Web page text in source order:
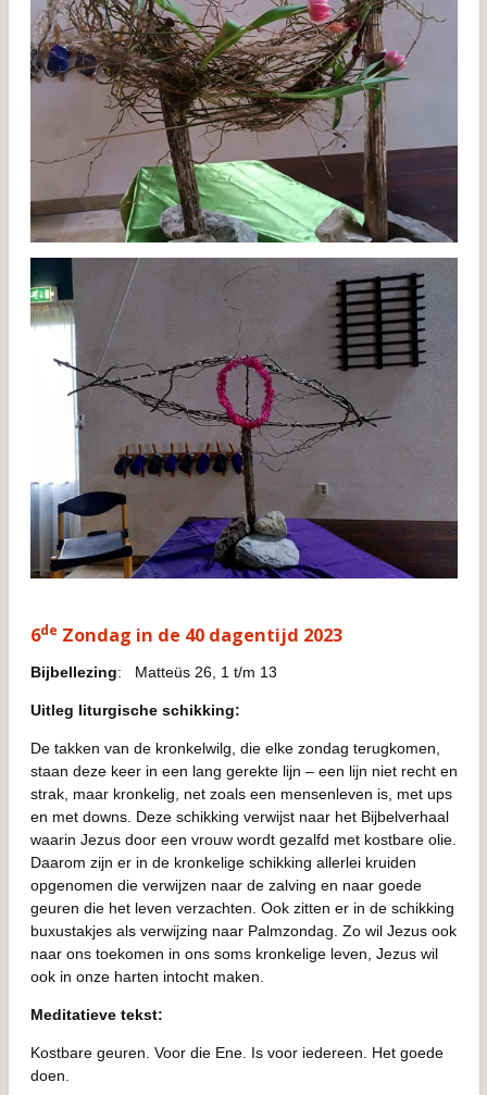
6de Zondag in de 40 dagentijd 2023
Bijbellezing: Matteüs 26, 1 t/m 13
Uitleg liturgische schikking:
De takken van de kronkelwilg, die elke zondag terugkomen,
staan deze keer in een lang gerekte lijn – een lijn niet recht en
strak, maar kronkelig, net zoals een mensenleven is, met ups
en met downs. Deze schikking verwijst naar het Bijbelverhaal
waarin Jezus door een vrouw wordt gezalfd met kostbare olie.
Daarom zijn er in de kronkelige schikking allerlei kruiden
opgenomen die verwijzen naar de zalving en naar goede
geuren die het leven verzachten. Ook zitten er in de schikking
buxustakjes als verwijzing naar Palmzondag. Zo wil Jezus ook
naar ons toekomen in ons soms kronkelige leven, Jezus wil
ook in onze harten intocht maken.
Meditatieve tekst:
Kostbare geuren. Voor die Ene. Is voor iedereen. Het goede
doen.